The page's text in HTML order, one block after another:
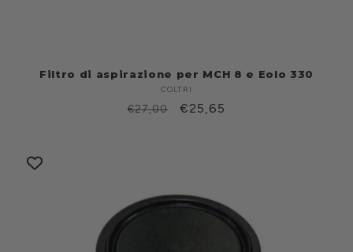
Filtro di aspirazione per MCH 8 e Eolo 330
Produttore:
COLTRI
Prezzo
€27,00
Prezzo
€25,65